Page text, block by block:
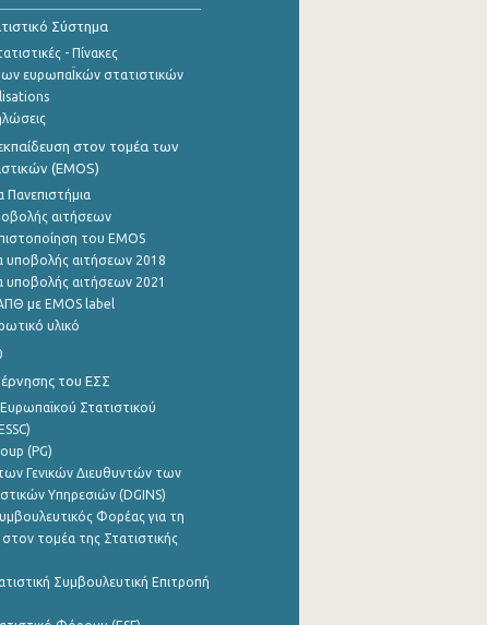
Σύστημα
- Πίνακες
ευρωπαΪκών στατιστικών
στον τομέα των
(EMOS)
Πανεπιστήμια
αιτήσεων
του EMOS
υποβολής αιτήσεων 2018
υποβολής αιτήσεων 2021
με EMOS label
υλικό
του ΕΣΣ
Στατιστικού
(PG)
Γενικών Διευθυντών των
Υπηρεσιών (DGINS)
Φορέας για τη
τομέα της Στατιστικής
Συμβουλευτική Επιτροπή